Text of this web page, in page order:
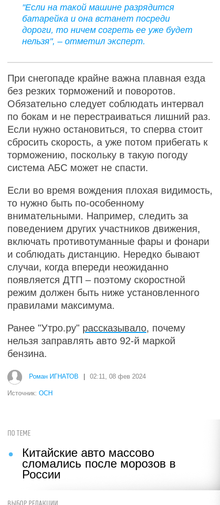
"Если на такой машине разрядится
батарейка и она встанет посреди
дороги, то ничем согреть ее уже будет
нельзя", – отметил эксперт.
При снегопаде крайне важна плавная езда
без резких торможений и поворотов.
Обязательно следует соблюдать интервал
по бокам и не перестраиваться лишний раз.
Если нужно остановиться, то сперва стоит
сбросить скорость, а уже потом прибегать к
торможению, поскольку в такую погоду
система АБС может не спасти.
Если во время вождения плохая видимость,
то нужно быть по-особенному
внимательными. Например, следить за
поведением других участников движения,
включать противотуманные фары и фонари
и соблюдать дистанцию. Нередко бывают
случаи, когда впереди неожиданно
появляется ДТП – поэтому скоростной
режим должен быть ниже установленного
правилами максимума.
Ранее "Утро.ру" рассказывало, почему
нельзя заправлять авто 92-й маркой
бензина.
Роман ИГНАТОВ 02:11, 08 фев 2024
Источник: ОСН
ПО ТЕМЕ
Китайские авто массово
сломались после морозов в
России